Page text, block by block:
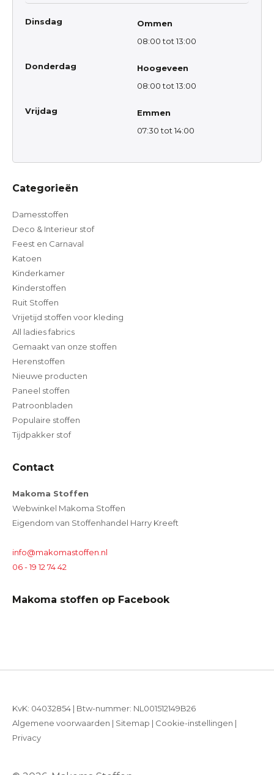
Dinsdag
Ommen
08:00 tot 13:00
Donderdag
Hoogeveen
08:00 tot 13:00
Vrijdag
Emmen
07:30 tot 14:00
Categorieën
Damesstoffen
Deco & Interieur stof
Feest en Carnaval
Katoen
Kinderkamer
Kinderstoffen
Ruit Stoffen
Vrijetijd stoffen voor kleding
All ladies fabrics
Gemaakt van onze stoffen
Herenstoffen
Nieuwe producten
Paneel stoffen
Patroonbladen
Populaire stoffen
Tijdpakker stof
Contact
Makoma Stoffen
Webwinkel Makoma Stoffen
Eigendom van Stoffenhandel Harry Kreeft
info@makomastoffen.nl
06 - 19 12 74 42
Makoma stoffen op Facebook
KvK: 04032854 | Btw-nummer: NL001512149B26
Algemene voorwaarden | Sitemap | Cookie-instellingen |
Privacy